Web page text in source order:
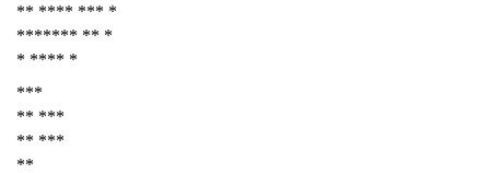
** **** *** *
******* ** *
* **** *
***
** ***
** ***
**